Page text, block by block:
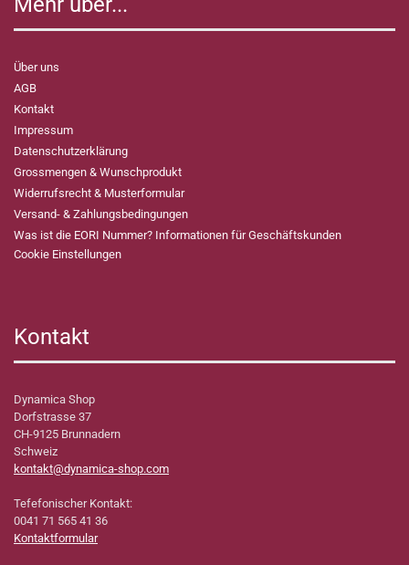
Über uns
AGB
Kontakt
Impressum
Datenschutzerklärung
Grossmengen & Wunschprodukt
Widerrufsrecht & Musterformular
Versand- & Zahlungsbedingungen
Was ist die EORI Nummer? Informationen für Geschäftskunden
Cookie Einstellungen
Kontakt
Dynamica Shop
Dorfstrasse 37
CH-9125 Brunnadern
Schweiz
kontakt@dynamica-shop.com
Tefefonischer Kontakt:
0041 71 565 41 36
Kontaktformular